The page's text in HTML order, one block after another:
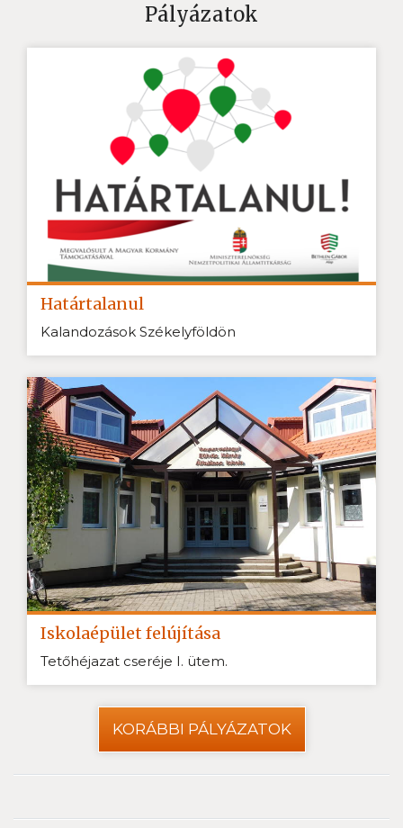
Pályázatok
Határtalanul
Kalandozások Székelyföldön
Iskolaépület felújítása
Tetőhéjazat cseréje I. ütem.
KORÁBBI PÁLYÁZATOK